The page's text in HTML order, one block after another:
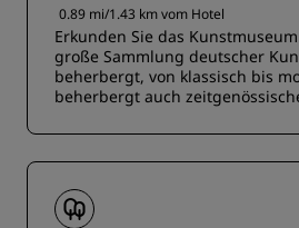
0.89 mi/1.43 km vom Hotel
Erkunden Sie das
große Sammlung deutscher
beherbergt, von klassisch bis
beherbergt auch